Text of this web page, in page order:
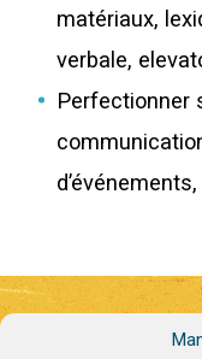
matériaux,
verbale,
Perfectionner